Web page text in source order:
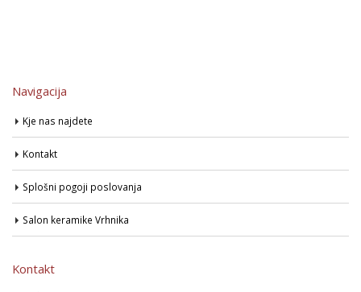
Navigacija
Kje nas najdete
Kontakt
Splošni pogoji poslovanja
Salon keramike Vrhnika
Kontakt